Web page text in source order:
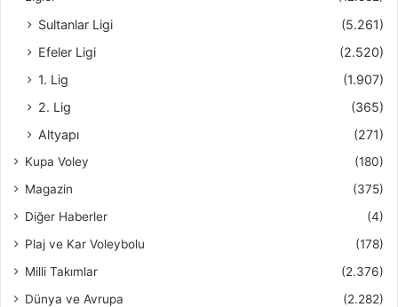
Sultanlar Ligi
(5.261)
Efeler Ligi
(2.520)
1. Lig
(1.907)
2. Lig
(365)
Altyapı
(271)
Kupa Voley
(180)
Magazin
(375)
Diğer Haberler
(4)
Plaj ve Kar Voleybolu
(178)
Milli Takımlar
(2.376)
Dünya ve Avrupa
(2.282)